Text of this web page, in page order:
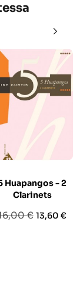
Huapangos - 2
Clarinets
€ Prezzo
13,60 €